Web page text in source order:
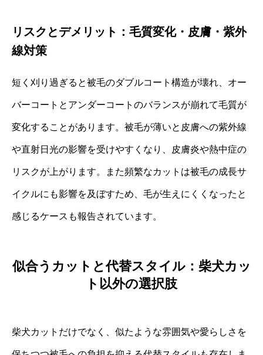
リスクとデメリット：毛質変化・皮膚・紫外
線対策
短く刈り過ぎると被毛のダブルコート構造が壊れ、オー
バーコートとアンダーコートのバランスが崩れて毛質が
変化することがあります。被毛が薄いと皮膚への紫外線
や直射日光の影響を受けやすくなり、皮膚炎や熱中症の
リスクが上がります。また頻繁なカットは被毛の成長サ
イクルにも影響を及ぼすため、毛が生えにくくなったと
感じるケースも報告されています。
似合うカットと代替スタイル：柴犬カッ
ト以外の選択肢
柴犬カットだけでなく、似たような雰囲気や愛らしさを